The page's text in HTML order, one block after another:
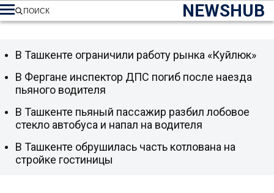
NEWSHUB
ПОИСК
В Ташкенте ограничили работу рынка «Куйлюк»
В Фергане инспектор ДПС погиб после наезда
пьяного водителя
В Ташкенте пьяный пассажир разбил лобовое
стекло автобуса и напал на водителя
В Ташкенте обрушилась часть котлована на
стройке гостиницы